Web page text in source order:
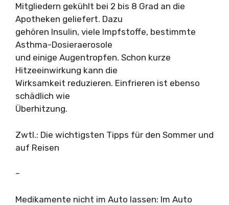
Mitgliedern gekühlt bei 2 bis 8 Grad an die
Apotheken geliefert. Dazu
gehören Insulin, viele Impfstoffe, bestimmte
Asthma-Dosieraerosole
und einige Augentropfen. Schon kurze
Hitzeeinwirkung kann die
Wirksamkeit reduzieren. Einfrieren ist ebenso
schädlich wie
Überhitzung.
Zwtl.: Die wichtigsten Tipps für den Sommer und
auf Reisen
–
Medikamente nicht im Auto lassen: Im Auto